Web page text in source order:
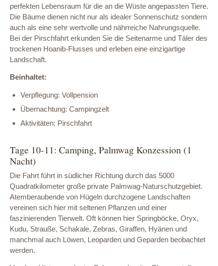
perfekten Lebensraum für die an die Wüste angepassten Tiere.
Die Bäume dienen nicht nur als idealer Sonnenschutz sondern
auch als eine sehr wertvolle und nährreiche Nahrungsquelle.
Bei der Pirschfahrt erkunden Sie die Seitenarme und Täler des
trockenen Hoanib-Flusses und erleben eine einzigartige
Landschaft.
Beinhaltet:
Verpflegung: Vollpension
Übernachtung: Campingzelt
Aktivitäten: Pirschfahrt
Tage 10-11: Camping, Palmwag Konzession (1
Nacht)
Die Fahrt führt in südlicher Richtung durch das 5000
Quadratkilometer große private Palmwag-Naturschutzgebiet.
Atemberaubende von Hügeln durchzogene Landschaften
vereinen sich hier mit seltenen Pflanzen und einer
faszinierenden Tierwelt. Oft können hier Springböcke, Oryx,
Kudu, Strauße, Schakale, Zebras, Giraffen, Hyänen und
manchmal auch Löwen, Leoparden und Geparden beobachtet
werden.